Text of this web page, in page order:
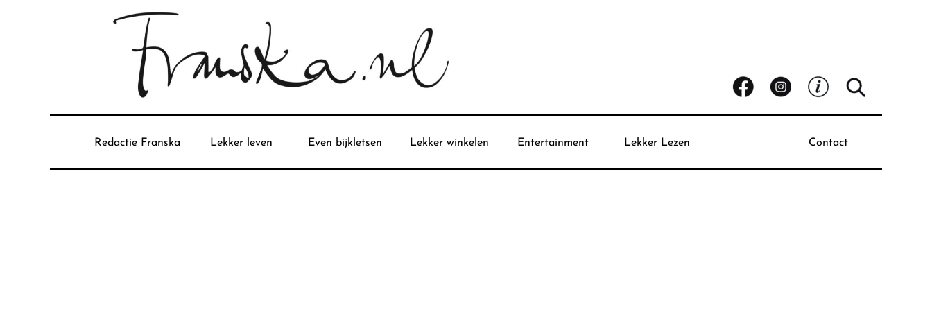
Redactie Franska Lekker leven Even bijkletsen Lekker winkelen Entertainment Lekker Lezen Contact